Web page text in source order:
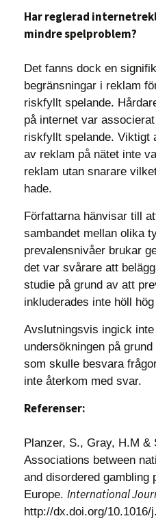
Har reglerad
mindre spelproblem?
Det fanns dock en
begränsningar i reklam
riskfyllt spelande.
på internet var
riskfyllt spelande. Viktigt
av reklam på nätet inte
reklam utan snarare
hade.
Författarna hänvisar till
sambandet mellan olika
prevalensnivåer brukar
det var svårare att
studie på grund av att
inkluderades inte höll
Avslutningsvis ingick
undersökningen på
som skulle besvara
inte återkom med svar.
Referenser:
Planzer, S., Gray, H.M &
Associations between
and disordered gambling
Europe. International
http://dx.doi.org/10.1016/